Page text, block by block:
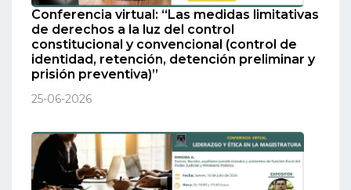
Conferencia virtual: “Las medidas limitativas
de derechos a la luz del control
constitucional y convencional (control de
identidad, retención, detención preliminar y
prisión preventiva)”
25-06-2026